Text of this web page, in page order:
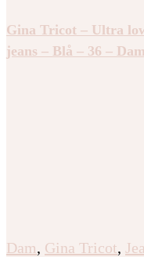
Gina Tricot – Ultra
jeans – Blå – 36 – Dam
Dam, Gina Tricot,